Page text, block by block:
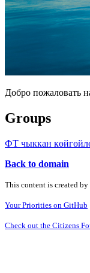
Добро пожаловать
Groups
ФТ чыккан
Back to domain
This content is created
Your Priorities on GitHub
Check out the Citizens